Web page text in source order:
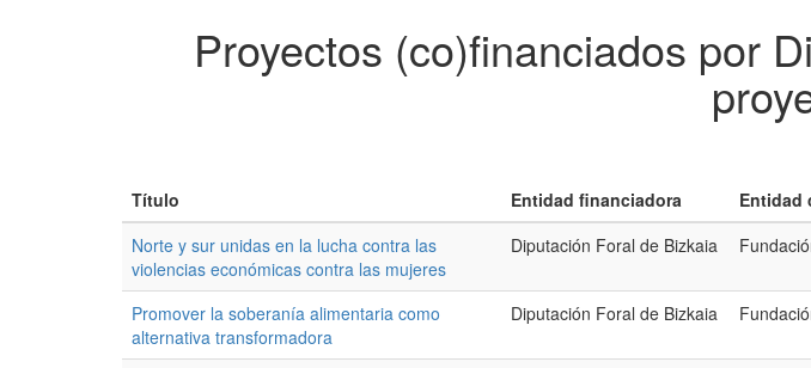
Proyectos (co)financiados por
Título Entidad financiadora Entidad
Norte y sur unidas en la lucha contra las
violencias económicas contra las mujeres
Diputación Foral de Bizkaia
Promover la soberanía alimentaria como
alternativa transformadora
Diputación Foral de Bizkaia